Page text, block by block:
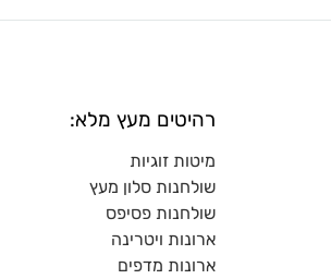
רהיטים מעץ מלא:
מיטות זוגיות
שולחנות סלון מעץ
שולחנות פסיפס
ארונות ויטרינה
ארונות מדפים